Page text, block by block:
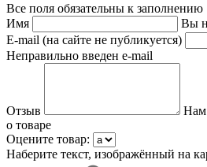
Все поля обязательны к заполнению
Имя
Вы
E-mail (на сайте не публикуется)
Неправильно введен e-mail
Отзыв
Нам
о товаре
Оцените товар:
Наберите текст, изображённый на